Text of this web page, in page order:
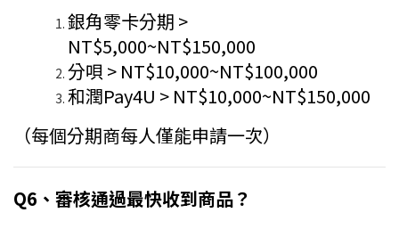
銀角零卡分期 >
NT$5,000~NT$150,000
分唄 > NT$10,000~NT$100,000
和潤Pay4U > NT$10,000~NT$150,000
（每個分期商每人僅能申請一次）
Q6、審核通過最快收到商品？